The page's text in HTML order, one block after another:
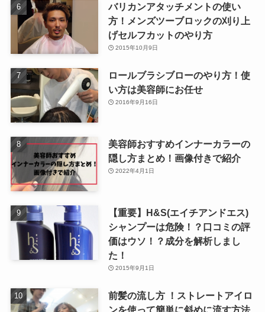
バリカンアタッチメントの使い
方！メンズツーブロックの刈り上
げセルフカットのやり方
2015年10月9日
ロールブラシブローのやり方！使
い方は美容師にお任せ
2016年9月16日
美容師おすすめインナーカラーの
隠し方まとめ！画像付きで紹介
2022年4月1日
【重要】H&S(エイチアンドエス)
シャンプーは危険！？口コミの評
価はウソ！？成分を解析しまし
た！
2015年9月1日
前髪の流し方 ！ストレートアイロ